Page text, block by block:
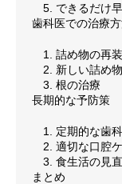
5. できるだけ
歯科医での治療
1. 詰め物の再
2. 新しい詰め
3. 根の治療
長期的な予防策
1. 定期的な歯
2. 適切な口腔
3. 食生活の見
まとめ